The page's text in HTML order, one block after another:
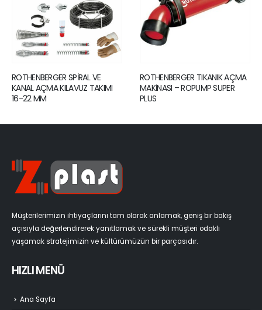
SPİRAL VE
TAKIMI
ROTHENBERGER TIKANIK AÇMA
MAKİNASI – ROPUMP SUPER
UÇ (DİŞLİ)
Müşterilerimizin ihtiyaçlarını tam olarak anlamak, geniş bir bakış
açısıyla değerlendirerek yanıtlamak ve sürekli müşteri odaklı
yaşamak stratejimizin ve kültürümüzün bir parçasıdır.
HIZLI MENÜ
Ana Sayfa